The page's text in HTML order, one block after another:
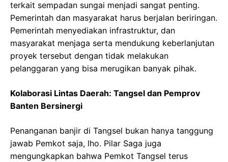
terkait sempadan sungai menjadi sangat penting.
Pemerintah dan masyarakat harus berjalan beriringan.
Pemerintah menyediakan infrastruktur, dan
masyarakat menjaga serta mendukung keberlanjutan
proyek tersebut dengan tidak melakukan
pelanggaran yang bisa merugikan banyak pihak.
Kolaborasi Lintas Daerah: Tangsel dan Pemprov
Banten Bersinergi
Penanganan banjir di Tangsel bukan hanya tanggung
jawab Pemkot saja, lho. Pilar Saga juga
mengungkapkan bahwa Pemkot Tangsel terus